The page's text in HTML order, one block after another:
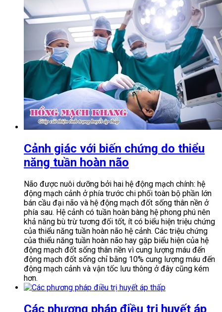
Cảnh giác với biến chứng do thiểu
năng tuần hoàn não
Não được nuôi dưỡng bởi hai hệ động mạch chính: hệ
động mạch cảnh ở phía trước chi phối toàn bộ phần lớn
bán cầu đại não và hệ động mạch đốt sống thân nền ở
phía sau. Hệ cảnh có tuần hoàn bàng hệ phong phú nên
khả năng bù trừ tương đối tốt, ít có biểu hiện triệu chứng
của thiểu năng tuần hoàn não hệ cảnh. Các triệu chứng
của thiểu năng tuần hoàn não hay gặp biểu hiện của hệ
động mạch đốt sống thân nền vì cung lượng máu đến
động mạch đốt sống chỉ bằng 10% cung lượng máu đến
động mạch cảnh và vận tốc lưu thông ở đây cũng kém
hơn.
Các phương pháp điều trị huyết áp